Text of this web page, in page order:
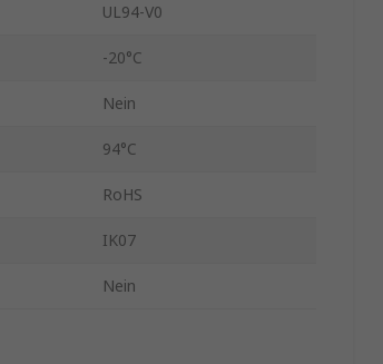
UL94-V0
-20°C
Nein
94°C
RoHS
IK07
Nein